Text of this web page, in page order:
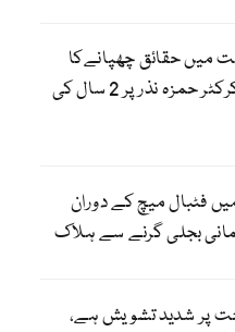
میں حقائق چھپانےکا
الزام ثابت؛ کرکٹر حمزہ نذر پر 2 سال کی
فٹبال میچ کے دوران
بجلی گرنے سے ہلاک
پر شدید تشویش ہے،